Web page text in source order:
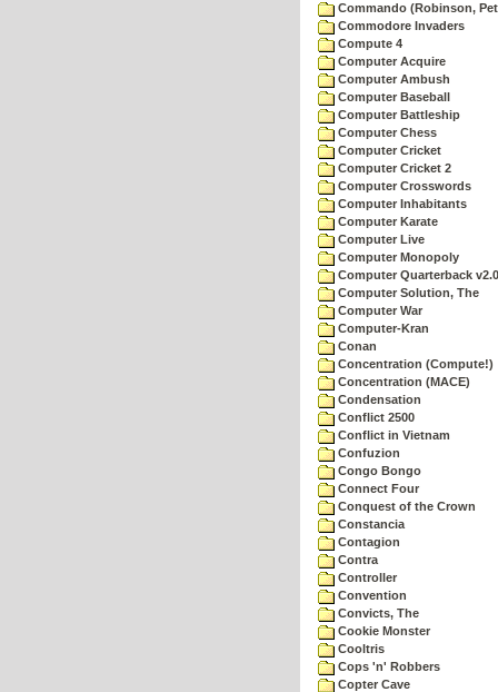
Commando (Robinson,
Commodore Invaders
Compute 4
Computer Acquire
Computer Ambush
Computer Baseball
Computer Battleship
Computer Chess
Computer Cricket
Computer Cricket 2
Computer Crosswords
Computer Inhabitants
Computer Karate
Computer Live
Computer Monopoly
Computer Quarterback v2.0
Computer Solution, The
Computer War
Computer-Kran
Conan
Concentration (Compute!)
Concentration (MACE)
Condensation
Conflict 2500
Conflict in Vietnam
Confuzion
Congo Bongo
Connect Four
Conquest of the Crown
Constancia
Contagion
Contra
Controller
Convention
Convicts, The
Cookie Monster
Cooltris
Cops 'n' Robbers
Copter Cave